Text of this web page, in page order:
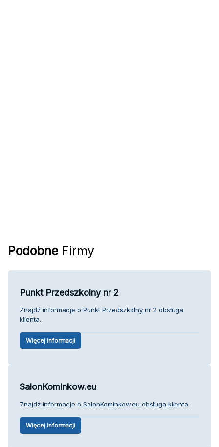
Podobne Firmy
Punkt Przedszkolny nr 2
Znajdź informacje o Punkt Przedszkolny nr 2 obsługa
klienta.
Więcej informacji
SalonKominkow.eu
Znajdź informacje o SalonKominkow.eu obsługa klienta.
Więcej informacji